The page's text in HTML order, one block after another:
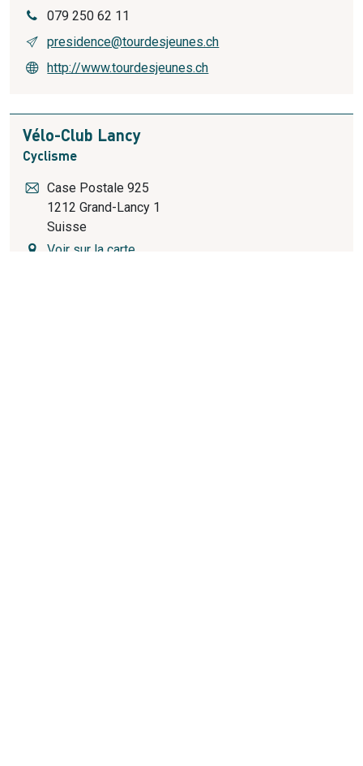
079 250 62 11
presidence@tourdesjeunes.ch
http://www.tourdesjeunes.ch
Vélo-Club Lancy
Cyclisme
Case Postale 925
1212 Grand-Lancy 1
Suisse
Voir sur la carte